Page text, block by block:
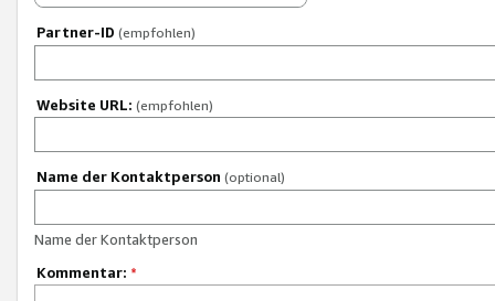
Partner-ID (empfohlen)
Website URL: (empfohlen)
Name der Kontaktperson (optional)
Name der Kontaktperson
Kommentar: *